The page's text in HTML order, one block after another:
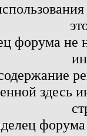
форума не
здесь